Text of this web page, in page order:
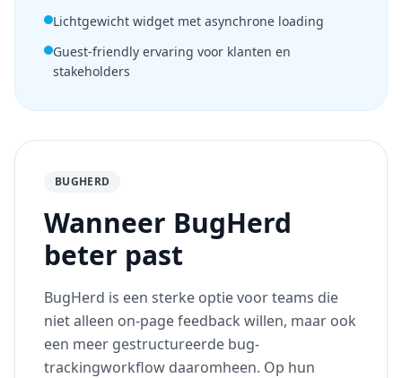
Lichtgewicht widget met asynchrone loading
Guest-friendly ervaring voor klanten en
stakeholders
BUGHERD
Wanneer BugHerd
beter past
BugHerd is een sterke optie voor teams die
niet alleen on-page feedback willen, maar ook
een meer gestructureerde bug-
trackingworkflow daaromheen. Op hun